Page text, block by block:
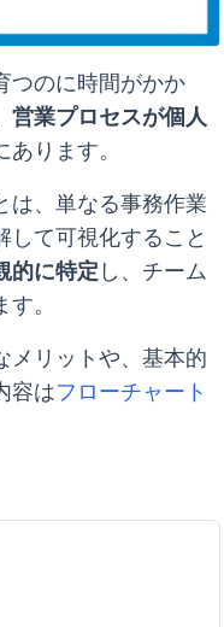
つのに時間がかか
営業プロセスが個人
あります。
は、単なる事務作業
して可視化すること
的に特定 し、チーム
。
メリットや、基本的
容はフローチャート